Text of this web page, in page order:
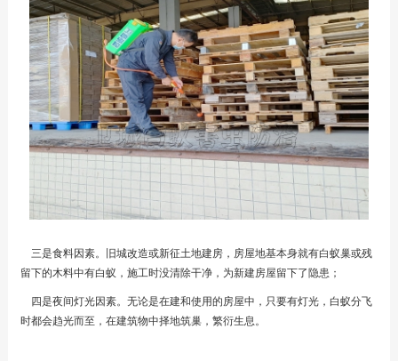
三是食料因素。旧城改造或新征土地建房，房屋地基本身就有白蚁巢或残
留下的木料中有白蚁，施工时没清除干净，为新建房屋留下了隐患；
四是夜间灯光因素。无论是在建和使用的房屋中，只要有灯光，白蚁分飞
时都会趋光而至，在建筑物中择地筑巢，繁衍生息。